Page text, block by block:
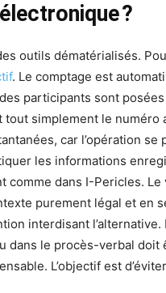
?
outils dématérialisés.
. Le comptage est
participants sont posées
tout simplement le numéro
car l’opération se
les informations
comme dans I-Pericles.
purement légal et en
interdisant
dans le procès-verbal
L’objectif est